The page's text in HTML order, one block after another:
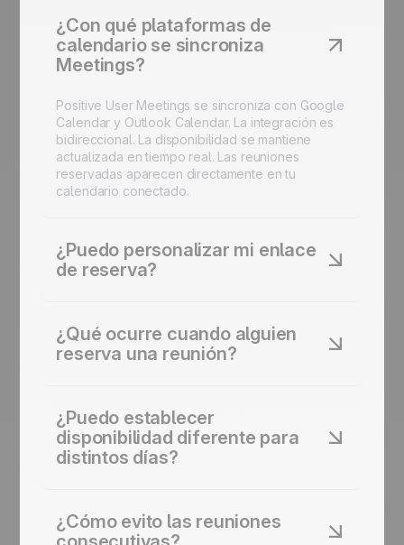
¿Con qué plataformas de
calendario se sincroniza
Meetings?
Positive User Meetings se sincroniza con Google
Calendar y Outlook Calendar. La integración es
bidireccional. La disponibilidad se mantiene
actualizada en tiempo real. Las reuniones
reservadas aparecen directamente en tu
calendario conectado.
¿Puedo personalizar mi enlace
de reserva?
que puedes personalizar con un mensaje de
bienvenida y horarios de trabajo específicos.
Controla qué días pueden reservar los
¿Qué ocurre cuando alguien
reserva una reunión?
aparece en tu calendario conectado. Se crea
una tarea en Positive User. La reunión está
vinculada al perfil del contacto para tener el
contexto completo.
¿Puedo establecer
disponibilidad diferente para
distintos días?
semana. Establece horas de inicio y fin
personalizadas para cada día. Reuniones por la
¿Cómo evito las reuniones